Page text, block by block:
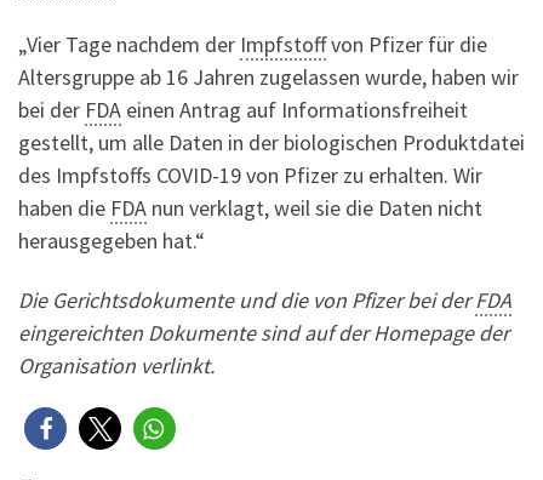
„Vier Tage nachdem der Impfstoffvon Pfizer für die
Altersgruppe ab 16 Jahren zugelassen wurde, haben wir
bei der FDA einen Antrag auf Informationsfreiheit
gestellt, um alle Daten in der biologischen Produktdatei
des Impfstoffs COVID-19 von Pfizer zu erhalten. Wir
haben die FDA nun verklagt, weil sie die Daten nicht
herausgegeben hat.“
Die Gerichtsdokumente und die von Pfizer bei derFDA
eingereichten Dokumente sind auf der Homepage der
Organisation verlinkt.